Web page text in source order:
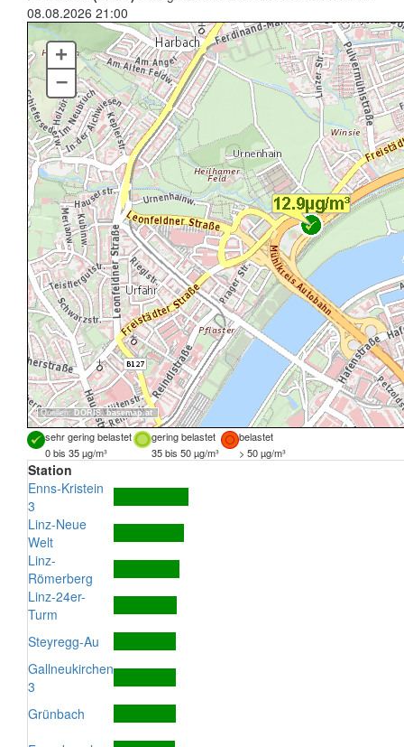
08.08.2026 21:00
Quellen: DORIS,basemap.at
+
–
sehr gering belastet gering belastet
belastet
0 bis 35 µg/m³
35 bis 50 µg/m³ > 50 µg/m³
Station
Enns-Kristein
3
Linz-Neue
Welt
Linz-
Römerberg
Linz-24er-
Turm
Steyregg-Au
Gallneukirchen
3
Grünbach